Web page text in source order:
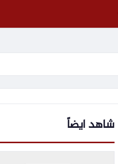
شاهد ايضاً